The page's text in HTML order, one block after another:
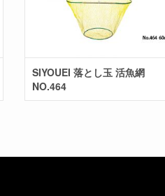
SIYOUEI 落とし玉 活魚網
NO.464